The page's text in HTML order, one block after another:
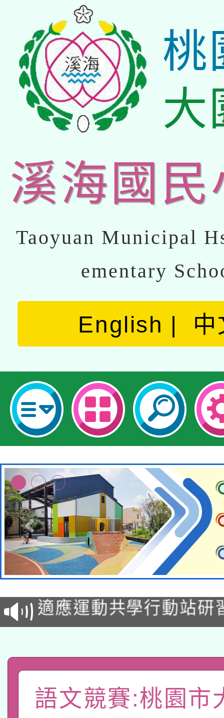
桃
大
溪海國民
Taoyuan Municipal
ementary
English 中
本校115學年度第2次
招甄選結果公告(無人
適應運動共學行動站研
本館辦理115年度閱讀
暨閱讀推動專業研習
科技賦能─人工智慧
「數位內容與教學軟體
語文競賽:桃園市